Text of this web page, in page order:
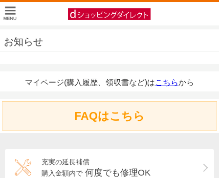
お知らせ
マイページ(購入履歴、領収書など)はこちらから
FAQはこちら
充実の延長補償
購入金額内で 何度でも修理OK